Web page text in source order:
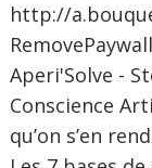
http://
Aperi'Solve -
Conscience
qu’on s’en